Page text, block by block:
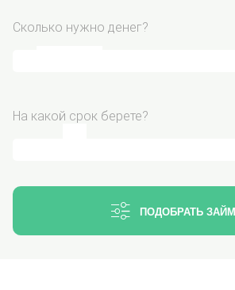
Сколько нужно денег?
На какой срок берете?
ПОДОБРАТЬ ЗАЙМ